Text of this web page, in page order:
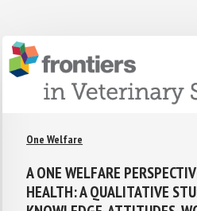
One Welfare
A ONE WELFARE
HEALTH: A QUALITATIVE